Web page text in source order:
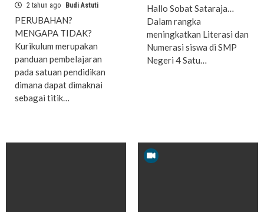
2 tahun ago Budi Astuti
PERUBAHAN?
MENGAPA TIDAK?
Kurikulum merupakan
panduan pembelajaran
pada satuan pendidikan
dimana dapat dimaknai
sebagai titik…
Hallo Sobat Sataraja…
Dalam rangka
meningkatkan Literasi dan
Numerasi siswa di SMP
Negeri 4 Satu…